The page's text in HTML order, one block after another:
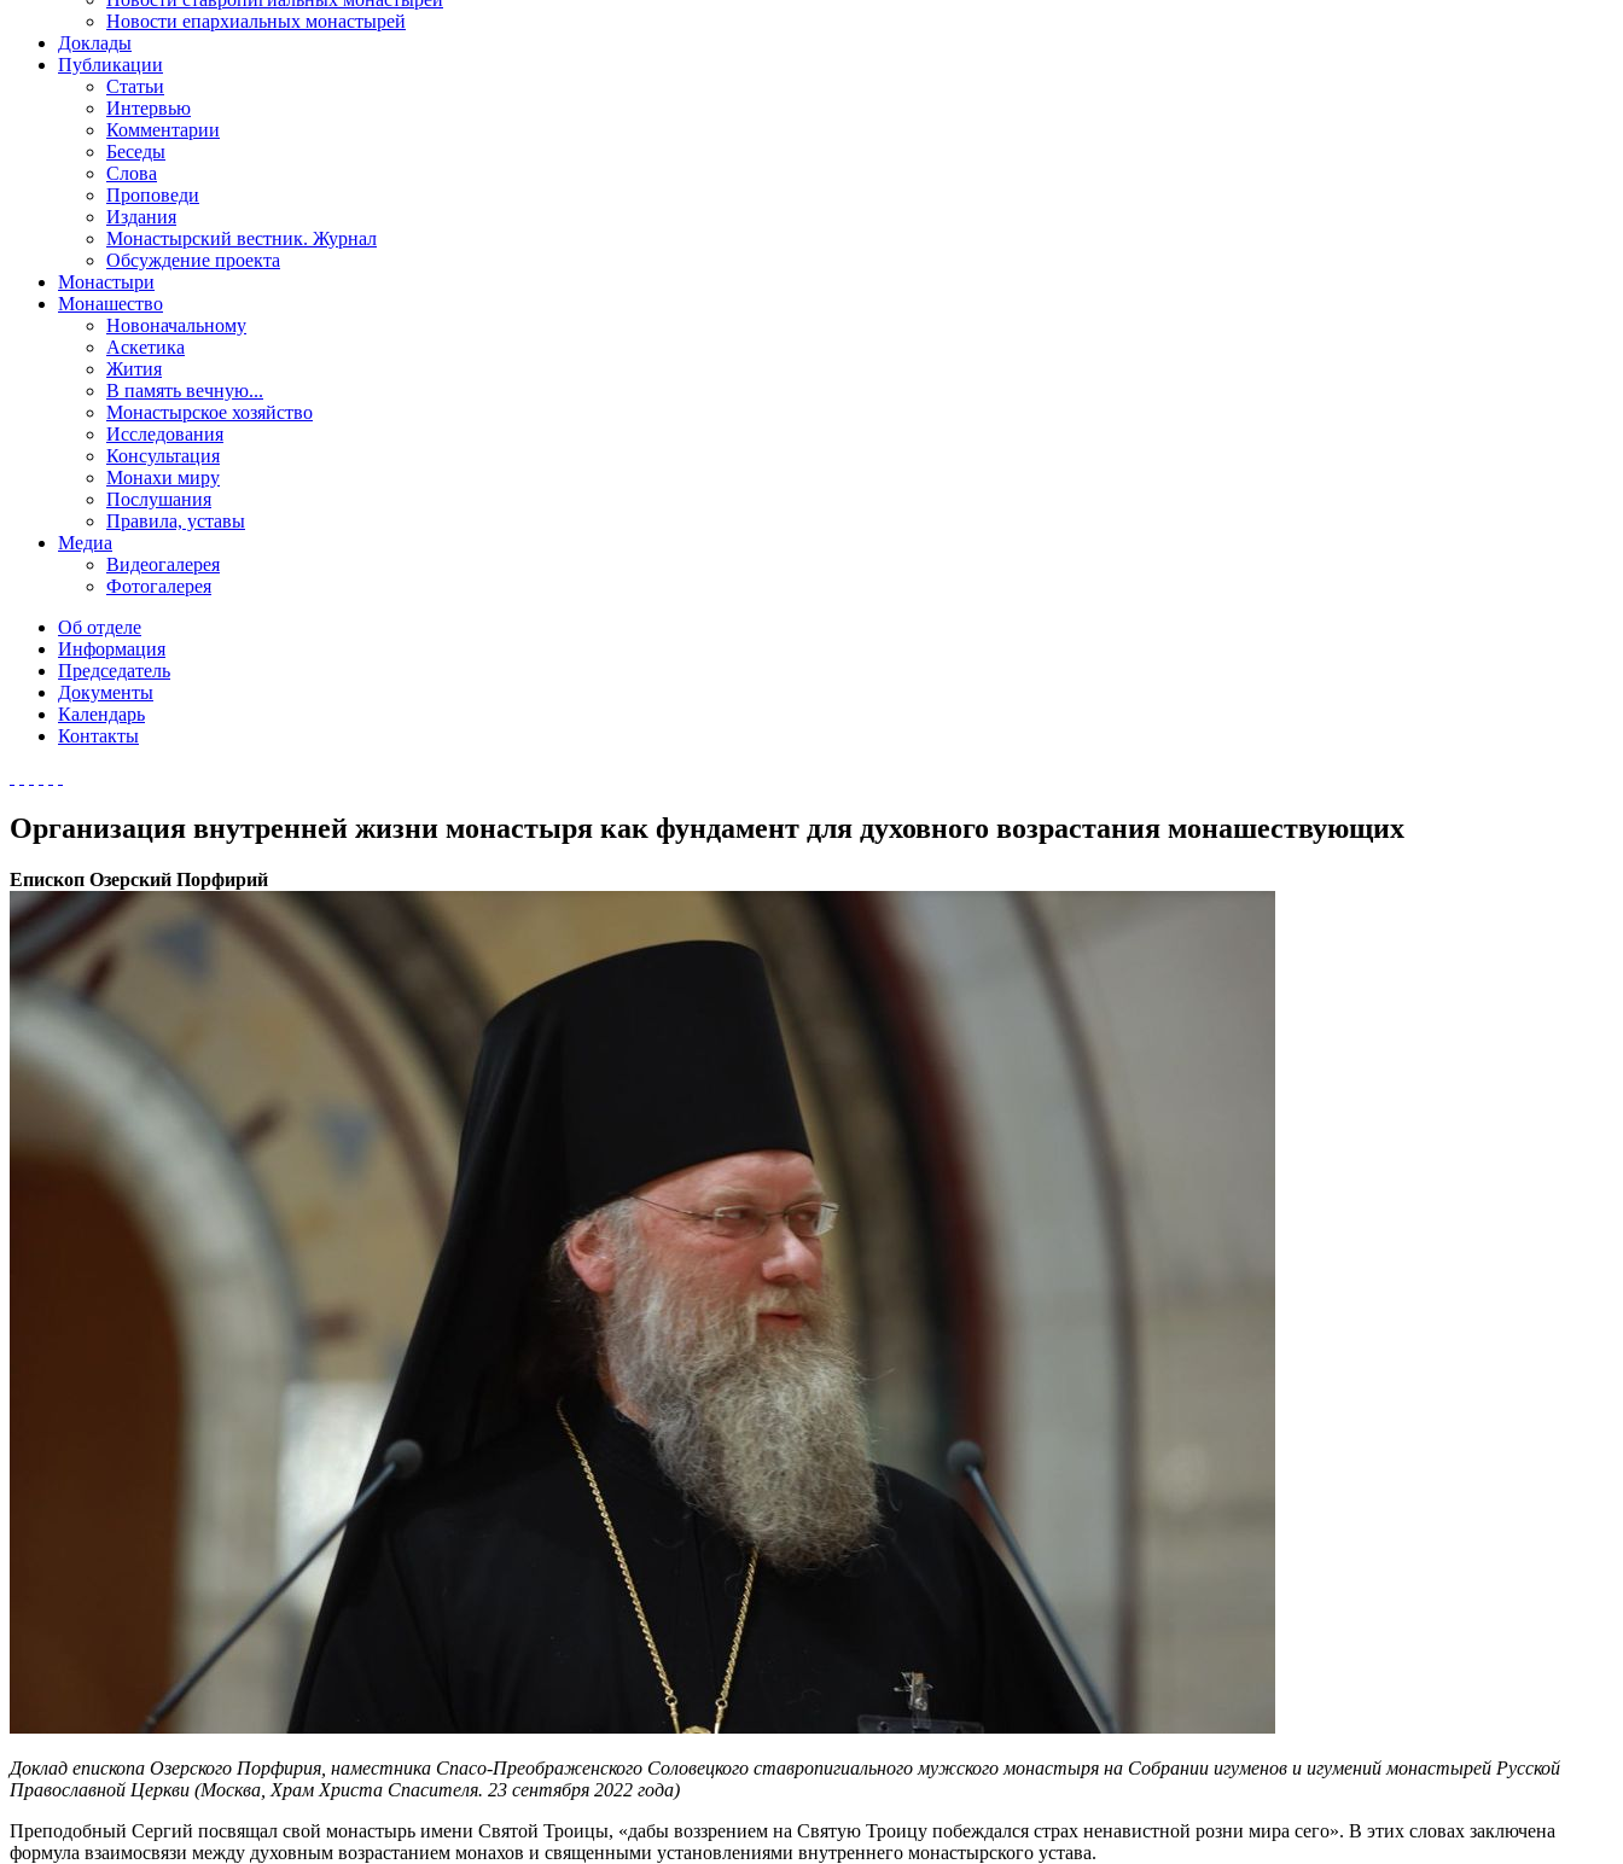
Новости епархиальных монастырей
Доклады
Публикации
Статьи
Интервью
Комментарии
Беседы
Слова
Проповеди
Издания
Монастырский вестник. Журнал
Обсуждение проекта
Монастыри
Монашество
Новоначальному
Аскетика
Жития
В память вечную...
Монастырское хозяйство
Исследования
Консультация
Монахи миру
Послушания
Правила, уставы
Медиа
Видеогалерея
Фотогалерея
Об отделе
Информация
Председатель
Документы
Календарь
Контакты
Организация внутренней жизни монастыря как фундамент для духовного возрастания монашествующих
Епископ Озерский Порфирий
Доклад епископа Озерского Порфирия, наместника Спасо-Преображенского Соловецкого ставропигиального мужского монастыря на Собрании игуменов и игумений монастырей Русской
Православной Церкви (Москва, Храм Христа Спасителя. 23 сентября 2022 года)
Преподобный Сергий посвящал свой монастырь имени Святой Троицы, «дабы воззрением на Святую Троицу побеждался страх ненавистной розни мира сего». В этих словах заключена
формула взаимосвязи между духовным возрастанием монахов и священными установлениями внутреннего монастырского устава.